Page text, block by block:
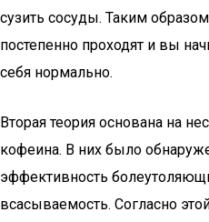
сузить сосуды. Таким
постепенно проходят и вы
себя нормально.
Вторая теория основана на
кофеина. В них было
эффективность
всасываемость. Согласно